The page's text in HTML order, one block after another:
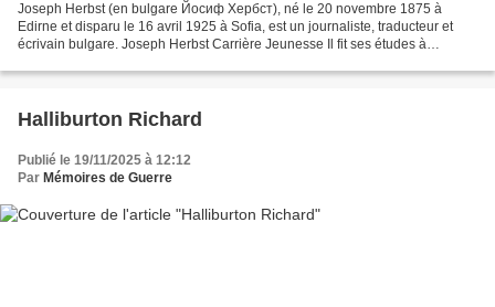
Joseph Herbst (en bulgare Йосиф Хербст), né le 20 novembre 1875 à
Edirne et disparu le 16 avril 1925 à Sofia, est un journaliste, traducteur et
écrivain bulgare. Joseph Herbst Carrière Jeunesse Il fit ses études à
Halliburton Richard
Publié le 19/11/2025 à 12:12
Par Mémoires de Guerre